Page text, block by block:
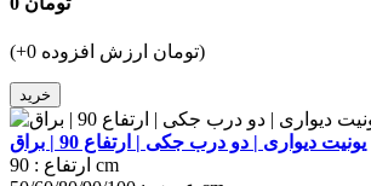
(+0 تومان ارزش افزوده)
خرید
یونیت دیواری | دو درب جکی | ارتفاع 90 | براق
ارتفاع : 90 cm